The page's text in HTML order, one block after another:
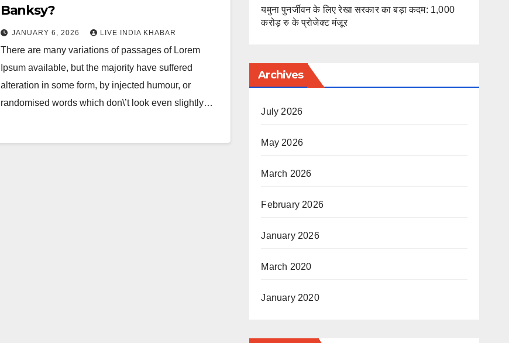
Banksy?
JANUARY 6, 2026 LIVE INDIA KHABAR
There are many variations of passages of Lorem
Ipsum available, but the majority have suffered
alteration in some form, by injected humour, or
randomised words which don\’t look even slightly…
यमुना पुनर्जीवन के लिए रेखा सरकार का बड़ा कदम: 1,000
करोड़ रु के प्रोजेक्ट मंजूर
Archives
July 2026
May 2026
March 2026
February 2026
January 2026
March 2020
January 2020